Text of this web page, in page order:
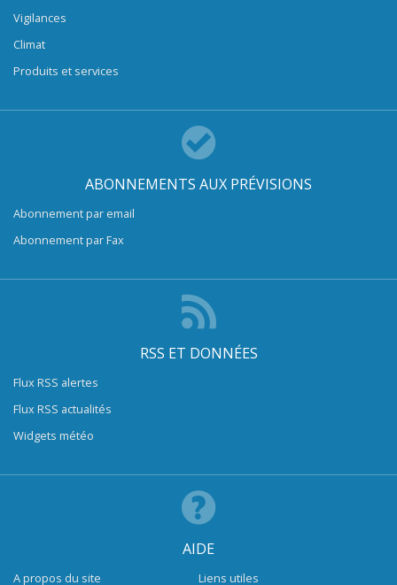
Vigilances
Climat
Produits et services
ABONNEMENTS AUX PRÉVISIONS
Abonnement par email
Abonnement par Fax
RSS ET DONNÉES
Flux RSS alertes
Flux RSS actualités
Widgets météo
AIDE
A propos du site Liens utiles